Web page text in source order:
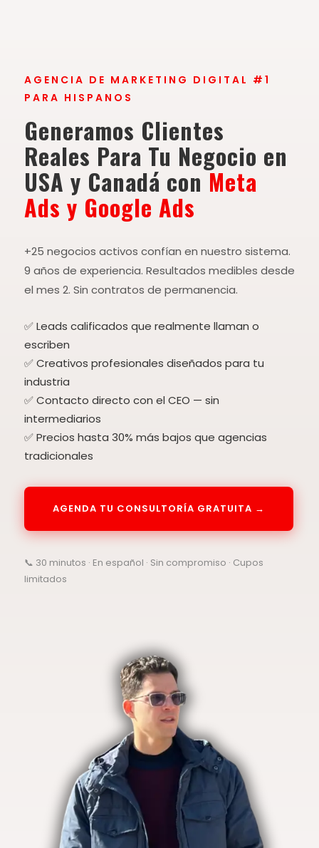
AGENCIA DE MARKETING DIGITAL #1
PARA HISPANOS
Generamos Clientes
Reales Para Tu Negocio en
USA y Canadá conMeta
Ads y Google Ads
+25 negocios activos confían en nuestro sistema.
9 años de experiencia. Resultados medibles desde
el mes 2. Sin contratos de permanencia.
✅ Leads calificados que realmente llaman o
escriben
✅ Creativos profesionales diseñados para tu
industria
✅ Contacto directo con el CEO — sin
intermediarios
✅ Precios hasta 30% más bajos que agencias
tradicionales
AGENDA TU CONSULTORÍA GRATUITA →
📞 30 minutos · En español · Sin compromiso · Cupos
limitados